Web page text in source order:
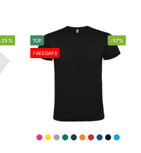
25% TOP
FREEDAYS
-57%